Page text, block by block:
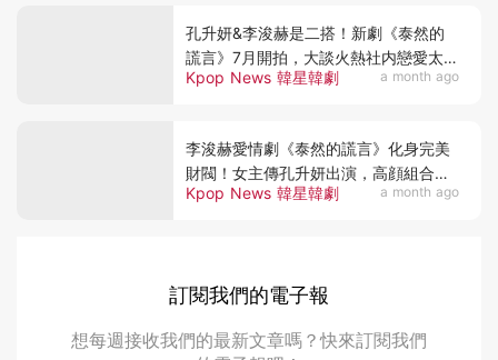
Kpop News 韓星韓劇 a month ago
孔升妍&李浚赫是二搭！新劇《泰然的
謊言》7月開拍，大談火熱社内戀愛太期
待
Kpop News 韓星韓劇 a month ago
李浚赫愛情劇《泰然的謊言》化身完美
財閥！女主傳孔升妍出演，高顔組合引
期待～
訂閱我們的電子報
想每週接收我們的最新文章嗎？快來訂閱我們